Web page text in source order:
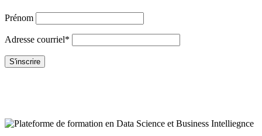
Prénom
Adresse courriel*